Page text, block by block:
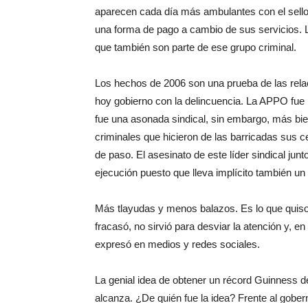
aparecen cada día más ambulantes con el
una forma de pago a cambio de sus servicios.
que también son parte de ese grupo criminal.
Los hechos de 2006 son una prueba de las
hoy gobierno con la delincuencia. La APPO
fue una asonada sindical, sin embargo, más
criminales que hicieron de las barricadas sus
de paso. El asesinato de este líder sindical
ejecución puesto que lleva implícito también
Más tlayudas y menos balazos. Es lo que
fracasó, no sirvió para desviar la atención y,
expresó en medios y redes sociales.
La genial idea de obtener un récord Guinness
alcanza. ¿De quién fue la idea? Frente al